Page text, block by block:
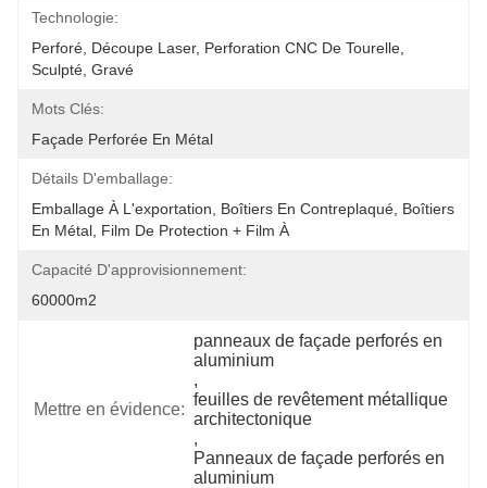
Technologie:
Perforé, Découpe Laser, Perforation CNC De Tourelle,
Sculpté, Gravé
Mots Clés:
Façade Perforée En Métal
Détails D'emballage:
Emballage À L'exportation, Boîtiers En Contreplaqué, Boîtiers
En Métal, Film De Protection + Film À
Capacité D'approvisionnement:
60000m2
Mettre en évidence:
panneaux de façade perforés en
aluminium
,
feuilles de revêtement métallique
architectonique
,
Panneaux de façade perforés en
aluminium